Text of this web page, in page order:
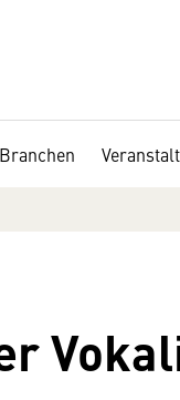
Branchen